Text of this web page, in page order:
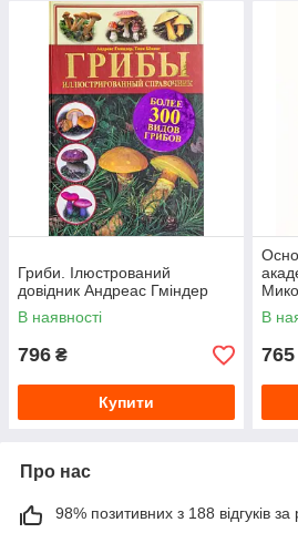
Гриби. Ілюстрований
довідник Андреас Гміндер
В наявності
796 ₴
Купити
В
765
Про нас
98% позитивних з 188 відгуків за